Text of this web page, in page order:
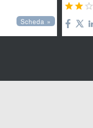
Scheda »
  